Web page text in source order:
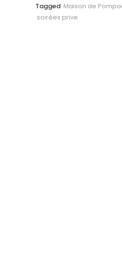
Tagged Maison de
soirées prive